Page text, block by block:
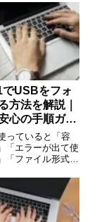
ノートパソコンや
ソコンは、ほとん
対応しています
USBをフォ
方法を解説｜
心の手順ガイ
っていると「容
「エラーが出て使
「ファイル形式を
要になります。特
使っている方の中
やエクスプローラ
のWin